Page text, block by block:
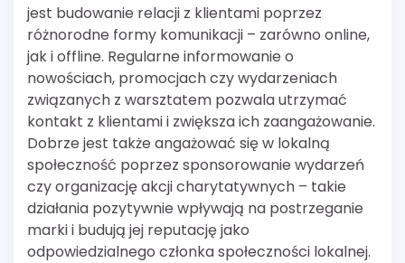
jest budowanie relacji z klientami poprzez
różnorodne formy komunikacji – zarówno online,
jak i offline. Regularne informowanie o
nowościach, promocjach czy wydarzeniach
związanych z warsztatem pozwala utrzymać
kontakt z klientami i zwiększa ich zaangażowanie.
Dobrze jest także angażować się w lokalną
społeczność poprzez sponsorowanie wydarzeń
czy organizację akcji charytatywnych – takie
działania pozytywnie wpływają na postrzeganie
marki i budują jej reputację jako
odpowiedzialnego członka społeczności lokalnej.